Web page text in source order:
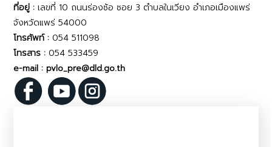
ที่อยู่ :เลขที่ 10 ถนนร่องซ้อ ซอย 3 ตำบลในเวียง อำเภอเมืองแพร่
จังหวัดแพร่ 54000
โทรศัพท์ : 054 511098
โทรสาร : 054 533459
e-mail : pvlo_pre@dld.go.th